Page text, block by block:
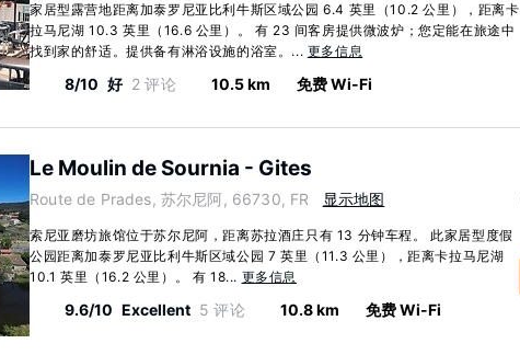
家居型露营地距离加泰罗尼亚比利牛斯区域公园 6.4 英里（10.2 公里），距离卡
拉马尼湖 10.3 英里（16.6 公里）。 有 23 间客房提供微波炉；您定能在旅途中
找到家的舒适。提供备有淋浴设施的浴室。... 更多信息
8/10 好 2 评论 10.5 km 免费 Wi-Fi
Le Moulin de Sournia - Gites
Route de Prades, 苏尔尼阿, 66730, FR 显示地图
索尼亚磨坊旅馆位于苏尔尼阿，距离苏拉酒庄只有 13 分钟车程。 此家居型度假
公园距离加泰罗尼亚比利牛斯区域公园 7 英里（11.3 公里），距离卡拉马尼湖
10.1 英里（16.2 公里）。 有 18... 更多信息
9.6/10 Excellent 5 评论 10.8 km 免费 Wi-Fi